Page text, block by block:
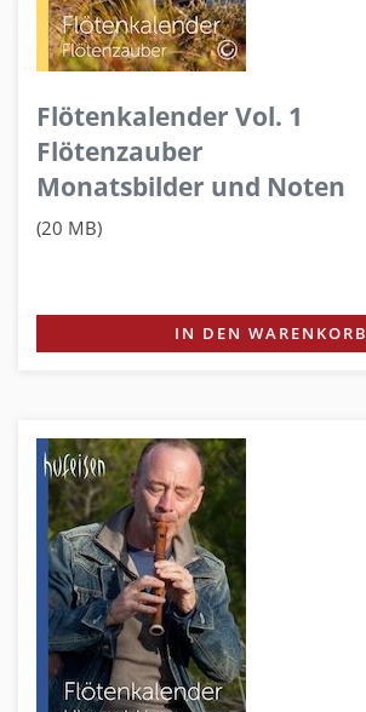
Flötenkalender Vol. 1
Flötenzauber
Monatsbilder und Noten
(20 MB)
IN DEN WARENKORB